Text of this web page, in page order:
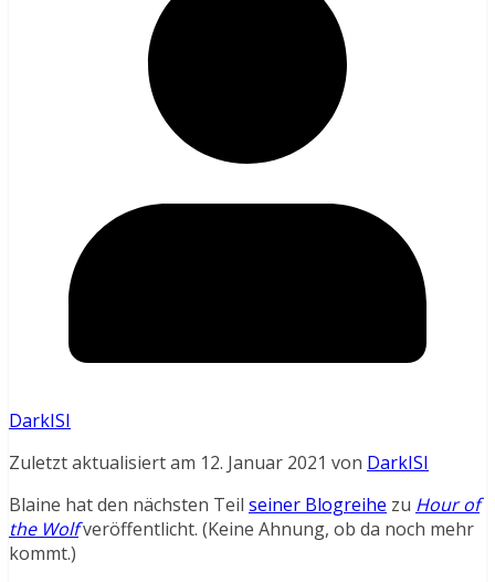
DarkISI
Zuletzt aktualisiert am 12. Januar 2021 von DarkISI
Blaine hat den nächsten Teil seiner Blogreihe zu Hour of
the Wolfveröffentlicht. (Keine Ahnung, ob da noch mehr
kommt.)